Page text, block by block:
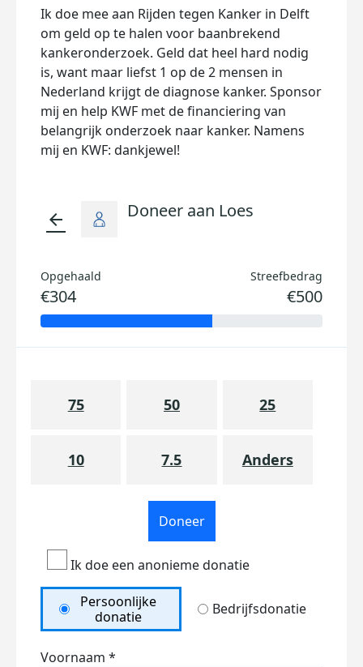
Ik doe mee aan Rijden tegen Kanker in Delft
om geld op te halen voor baanbrekend
kankeronderzoek. Geld dat heel hard nodig
is, want maar liefst 1 op de 2 mensen in
Nederland krijgt de diagnose kanker. Sponsor
mij en help KWF met de financiering van
belangrijk onderzoek naar kanker. Namens
mij en KWF: dankjewel!
arrow_back Doneer aan Loes
Opgehaald
€304
Streefbedrag
€500
75 50 25
10 7.5 Anders
Doneer
Ik doe een anonieme donatie
Persoonlijke
donatie
Bedrijfsdonatie
Voornaam *